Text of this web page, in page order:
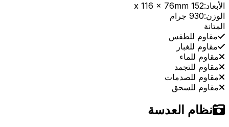
الأبعاد:152 x 116 x 76mm
الوزن:930 جرام
المتانة
مقاوم للطقس
مقاوم للغبار
مقاوم للماء
مقاوم للتجمد
مقاوم للصدمات
مقاوم للسحق
نظام العدسة